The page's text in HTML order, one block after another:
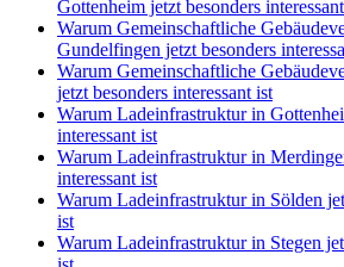
Gottenheim jetzt besonders
Warum Gemeinschaftliche
Gundelfingen jetzt besonders
Warum Gemeinschaftliche
jetzt besonders interessant ist
Warum Ladeinfrastruktur in
interessant ist
Warum Ladeinfrastruktur in
interessant ist
Warum Ladeinfrastruktur in Sölden
ist
Warum Ladeinfrastruktur in Stegen